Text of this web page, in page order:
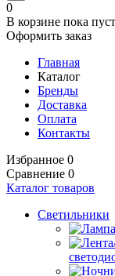
0
В корзине пока
Оформить заказ
Главная
Каталог
Бренды
Доставка
Оплата
Контакты
Избранное 0
Сравнение 0
Каталог товаров
Светильники